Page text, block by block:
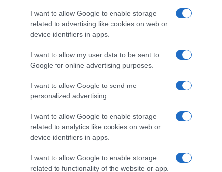
I want to allow Google to enable storage
related to advertising like cookies on web or
device identifiers in apps.
I want to allow my user data to be sent to
Google for online advertising purposes.
I want to allow Google to send me
personalized advertising.
I want to allow Google to enable storage
related to analytics like cookies on web or
device identifiers in apps.
I want to allow Google to enable storage
related to functionality of the website or app.
LIFESTYLE
nel tuo giardino